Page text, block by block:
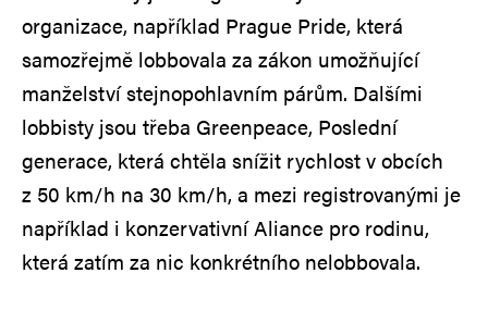
organizace, například Prague Pride, která
samozřejmě lobbovala za zákon umožňující
manželství stejnopohlavním párům. Dalšími
lobbisty jsou třeba Greenpeace, Poslední
generace, která chtěla snížit rychlost v obcích
z 50 km/h na 30 km/h, a mezi registrovanými je
například i konzervativní Aliance pro rodinu,
která zatím za nic konkrétního nelobbovala.